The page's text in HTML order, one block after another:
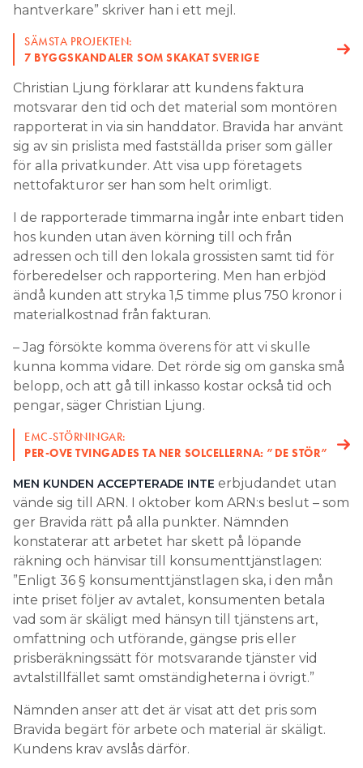
hantverkare” skriver han i ett mejl.
SÄMSTA PROJEKTEN:
7 BYGGSKANDALER SOM SKAKAT SVERIGE
Christian Ljung förklarar att kundens faktura
motsvarar den tid och det material som montören
rapporterat in via sin handdator. Bravida har använt
sig av sin prislista med fastställda priser som gäller
för alla privatkunder. Att visa upp företagets
nettofakturor ser han som helt orimligt.
I de rapporterade timmarna ingår inte enbart tiden
hos kunden utan även körning till och från
adressen och till den lokala grossisten samt tid för
förberedelser och rapportering. Men han erbjöd
ändå kunden att stryka 1,5 timme plus 750 kronor i
materialkostnad från fakturan.
– Jag försökte komma överens för att vi skulle
kunna komma vidare. Det rörde sig om ganska små
belopp, och att gå till inkasso kostar också tid och
pengar, säger Christian Ljung.
EMC-STÖRNINGAR:
PER-OVE TVINGADES TA NER SOLCELLERNA: ”DE STÖR”
MEN KUNDEN ACCEPTERADE INTE erbjudandet utan
vände sig till ARN. I oktober kom ARN:s beslut – som
ger Bravida rätt på alla punkter. Nämnden
konstaterar att arbetet har skett på löpande
räkning och hänvisar till konsumenttjänstlagen:
”Enligt 36 § konsumenttjänstlagen ska, i den mån
inte priset följer av avtalet, konsumenten betala
vad som är skäligt med hänsyn till tjänstens art,
omfattning och utförande, gängse pris eller
prisberäkningssätt för motsvarande tjänster vid
avtalstillfället samt omständigheterna i övrigt.”
Nämnden anser att det är visat att det pris som
Bravida begärt för arbete och material är skäligt.
Kundens krav avslås därför.